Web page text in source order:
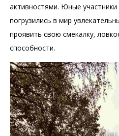
активностями. Юные
погрузились в мир
проявить свою смекалку,
способности.